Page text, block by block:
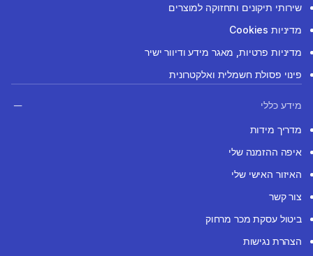
שירותי תיקונים ותחזוקה למוצרים
מדיניות Cookies
מדיניות פרטיות, מאגר מידע ודיוור ישיר
פינוי פסולת חשמלית ואלקטרונית
מידע כללי
מדריך מידות
איפה ההזמנה שלי
האיזור האישי שלי
צור קשר
ביטול עסקת מכר מרחוק
הצהרת נגישות